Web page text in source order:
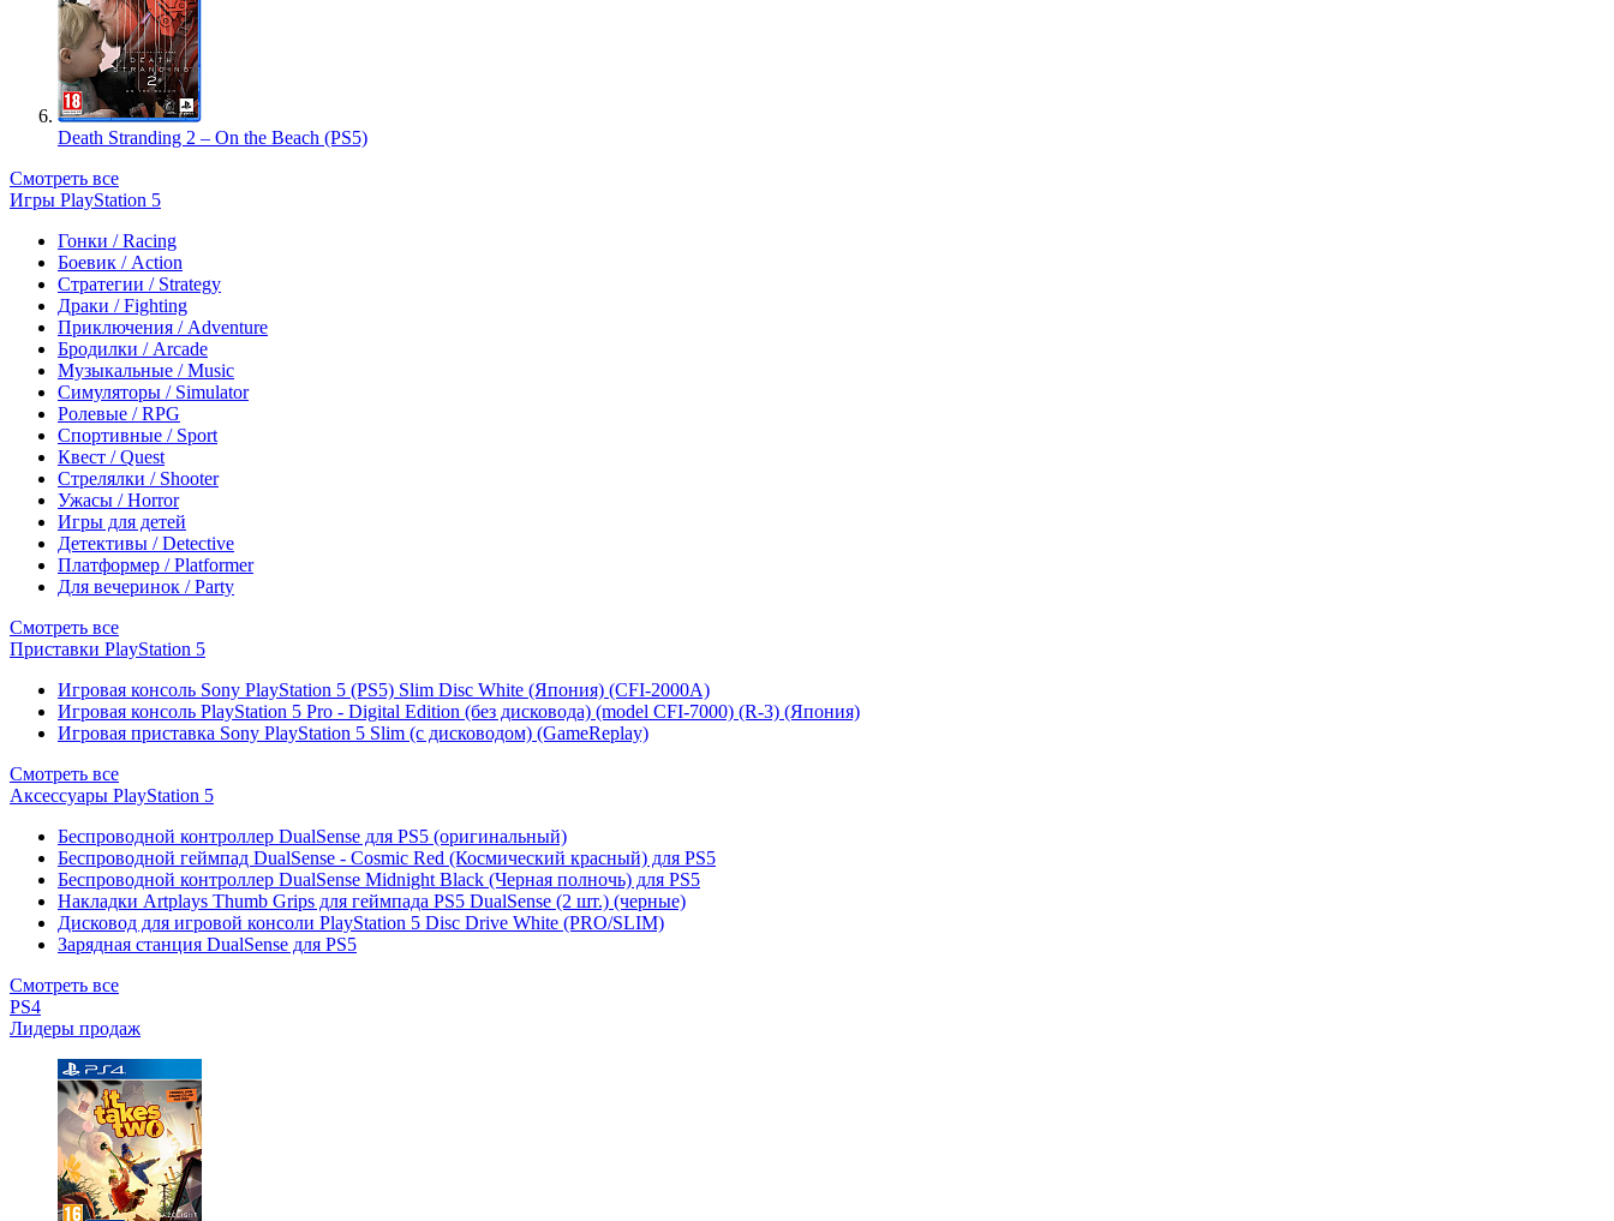
Death Stranding 2 – On the Beach (PS5)
Смотреть все
Игры PlayStation 5
Гонки / Racing
Боевик / Action
Стратегии / Strategy
Драки / Fighting
Приключения / Adventure
Бродилки / Arcade
Музыкальные / Music
Симуляторы / Simulator
Ролевые / RPG
Спортивные / Sport
Квест / Quest
Стрелялки / Shooter
Ужасы / Horror
Игры для детей
Детективы / Detective
Платформер / Platformer
Для вечеринок / Party
Смотреть все
Приставки PlayStation 5
Игровая консоль Sony PlayStation 5 (PS5) Slim Disc White (Япония) (CFI-2000A)
Игровая консоль PlayStation 5 Pro - Digital Edition (без дисковода) (model CFI-7000) (R-3) (Япония)
Игровая приставка Sony PlayStation 5 Slim (с дисководом) (GameReplay)
Смотреть все
Аксессуары PlayStation 5
Беспроводной контроллер DualSense для PS5 (оригинальный)
Беспроводной геймпад DualSense - Cosmic Red (Космический красный) для PS5
Беспроводной контроллер DualSense Midnight Black (Черная полночь) для PS5
Накладки Artplays Thumb Grips для геймпада PS5 DualSense (2 шт.) (черные)
Дисковод для игровой консоли PlayStation 5 Disc Drive White (PRO/SLIM)
Зарядная станция DualSense для PS5
Смотреть все
PS4
Лидеры продаж